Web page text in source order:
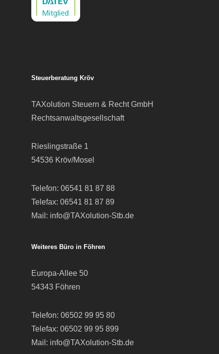
Steuerberatung Kröv
TAXolution Steuern & Recht GmbH
Rechtsanwaltsgesellschaft
Rieslingstraße 1
54536 Kröv/Mosel
Telefon: 06541 81 87 88
Telefax: 06541 81 87 89
Mail: info@TAXolution-Stb.de
Weiteres Büro in Föhren
Europa-Allee 50
54343 Föhren
Telefon: 06502 99 95 80
Telefax: 06502 99 95 899
Mail: info@TAXolution-Stb.de